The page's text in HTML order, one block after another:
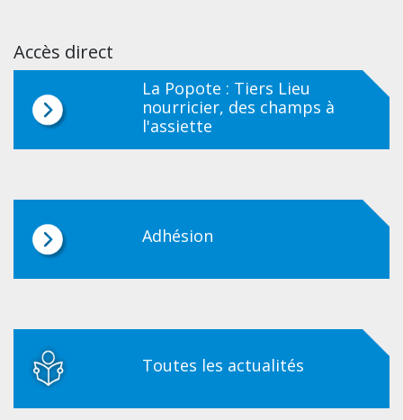
Accès direct
La Popote : Tiers Lieu
nourricier, des champs à
l'assiette
Adhésion
Toutes les actualités